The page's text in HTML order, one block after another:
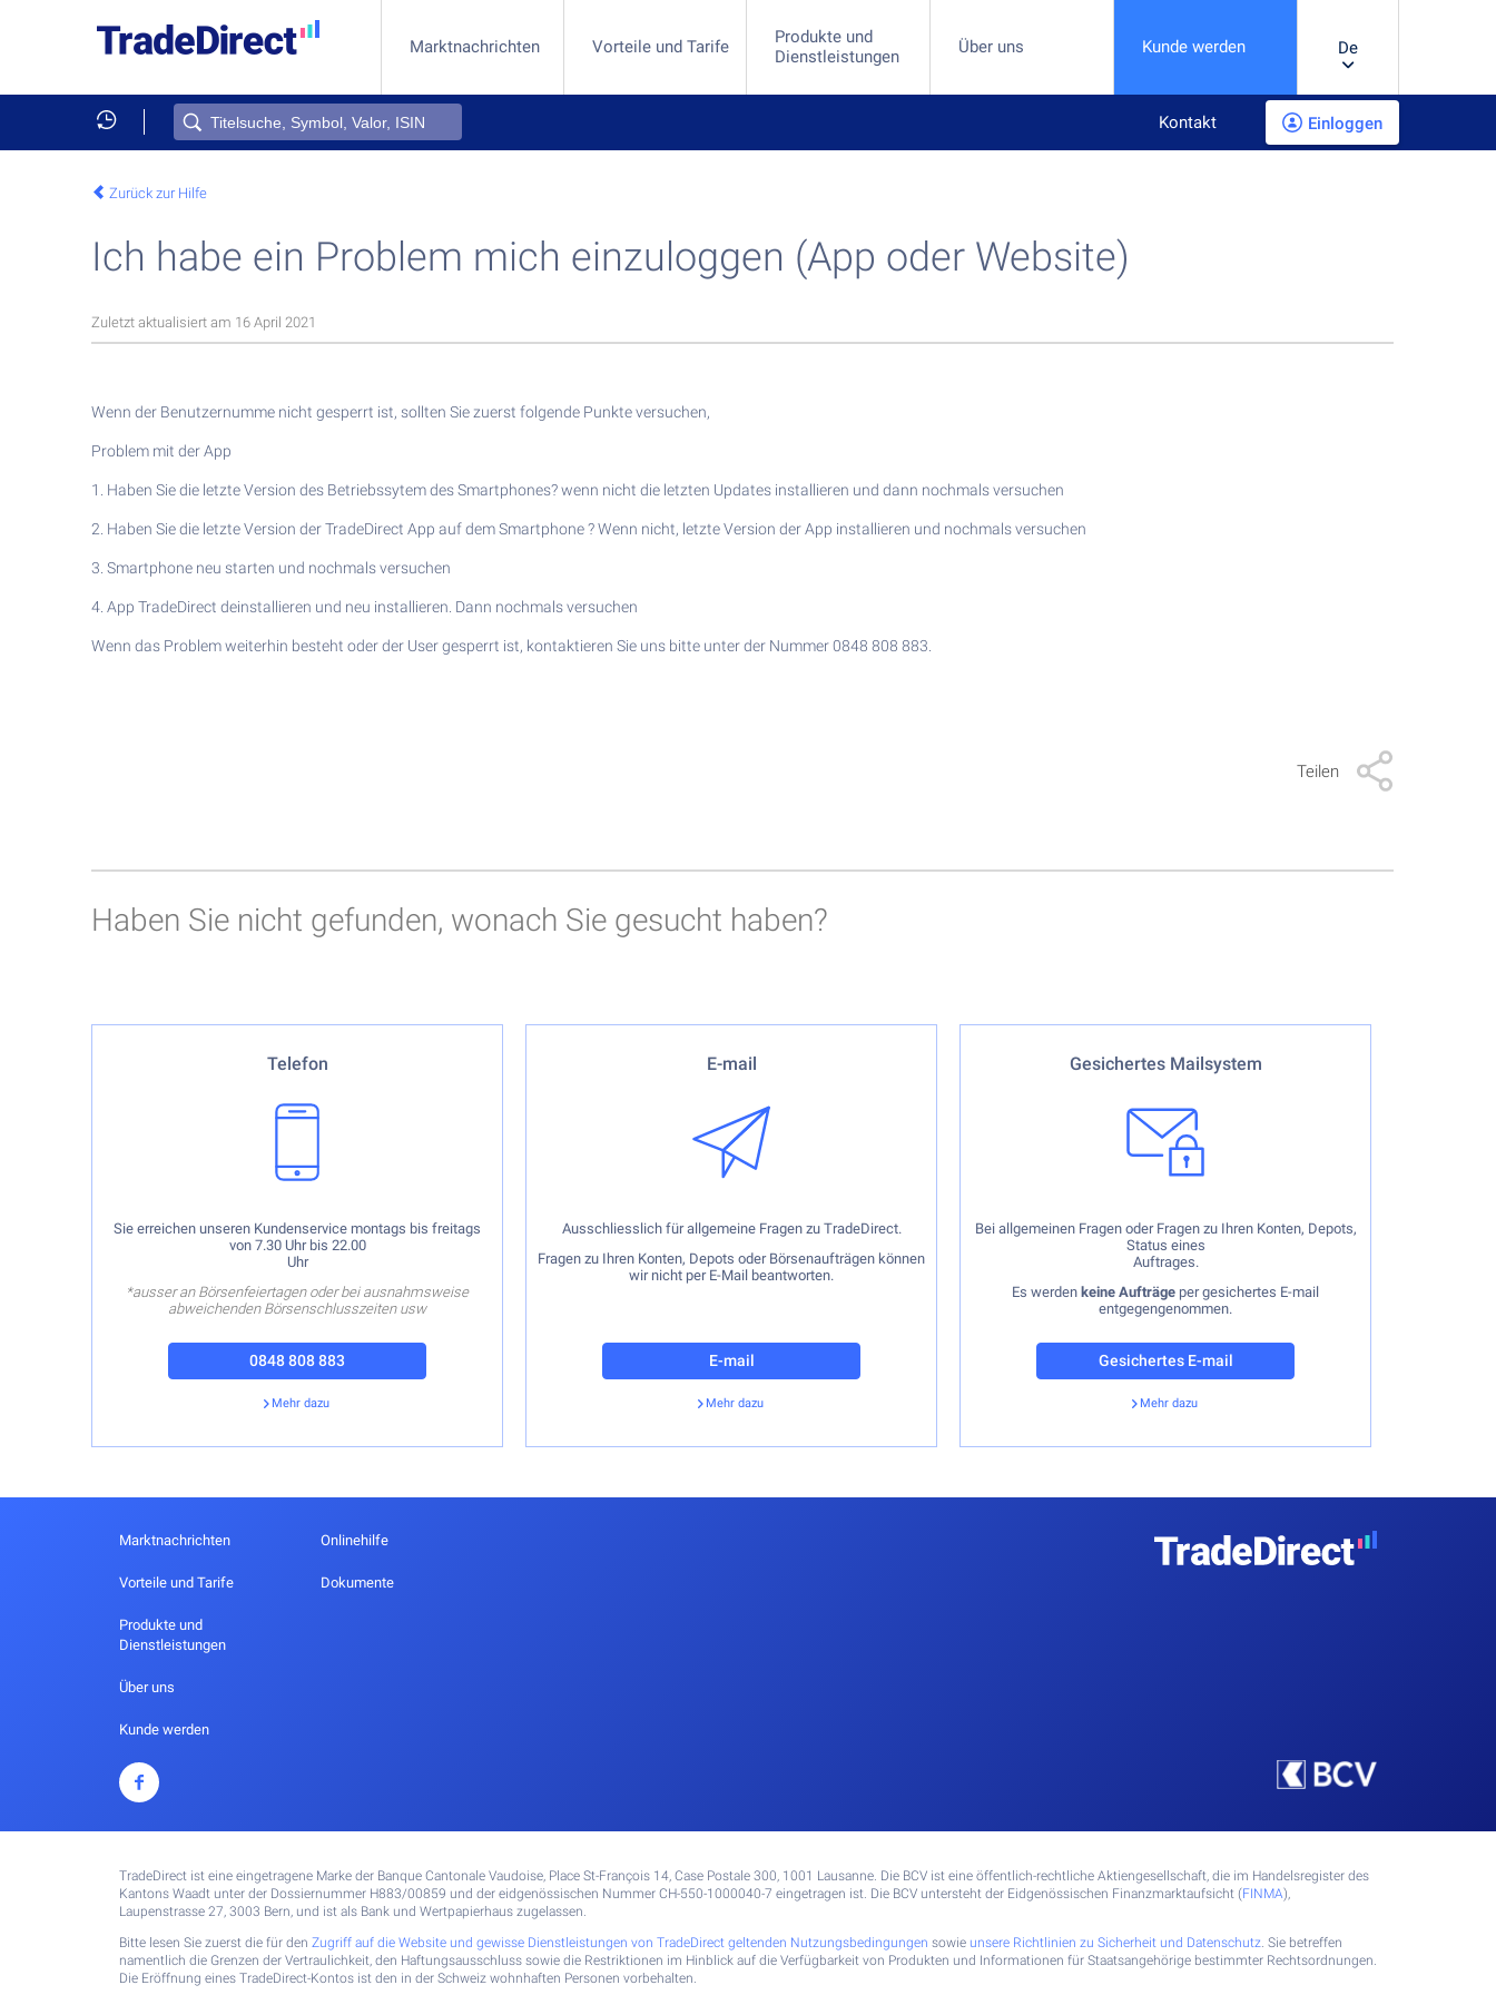
Marktnachrichten Vorteile und Tarife
Produkte und
Dienstleistungen
Produkte und Dienstleistungen
Aktien kaufen
ETF kaufen
In Kryptowährungen investieren
In Gold investieren
Online-Trading-Plattform und -App
TradeDirect-App
Über uns Kunde werden De
Kontakt Einloggen
Zurück zur Hilfe
Ich habe ein Problem mich einzuloggen (App oder Website)
Zuletzt aktualisiert am 16 April 2021
Wenn der Benutzernumme nicht gesperrt ist, sollten Sie zuerst folgende Punkte versuchen,
Problem mit der App
1. Haben Sie die letzte Version des Betriebssytem des Smartphones? wenn nicht die letzten Updates installieren und dann nochmals versuchen
2. Haben Sie die letzte Version der TradeDirect App auf dem Smartphone ? Wenn nicht, letzte Version der App installieren und nochmals versuchen
3. Smartphone neu starten und nochmals versuchen
4. App TradeDirect deinstallieren und neu installieren. Dann nochmals versuchen
Wenn das Problem weiterhin besteht oder der User gesperrt ist, kontaktieren Sie uns bitte unter der Nummer 0848 808 883.
Teilen
Haben Sie nicht gefunden, wonach Sie gesucht haben?
Telefon
Sie erreichen unseren Kundenservice montags bis freitags
von 7.30 Uhr bis 22.00
Uhr
*ausser an Börsenfeiertagen oder bei ausnahmsweise
abweichenden Börsenschlusszeiten usw
0848 808 883
Mehr dazu
Sie erreichen unseren Kundenservice montags bis
freitags von 7.30 Uhr bis 22.00
*ausser an Börsenfeiertagen oder bei ausnahmsweise
Zurück
E-mail
Ausschliesslich für allgemeine Fragen zu TradeDirect.
Fragen zu Ihren Konten, Depots oder Börsenaufträgen können
wir nicht per E-Mail beantworten.
E-mail
Mehr dazu
Ausschliesslich für allgemeine Fragen zu TradeDirect.
können wir nicht per E-Mail beantworten.
Zurück
Gesichertes Mailsystem
Bei allgemeinen Fragen oder Fragen zu Ihren Konten, Depots,
Status eines
Auftrages.
Es werden keine Aufträge per gesichertes E-mail
entgegengenommen.
Gesichertes E-mail
Mehr dazu
Bei allgemeinen Fragen oder Fragen zu Ihren Konten oder
keine Börsenaufträge
entgegengenommen. Nur
per Brief mit Originalunterschrift.
Zurück
Marktnachrichten
Vorteile und Tarife
Produkte und
Dienstleistungen
Über uns
Kunde werden
Onlinehilfe
Dokumente
TradeDirect ist eine eingetragene Marke der Banque Cantonale Vaudoise, Place St-François 14, Case Postale 300, 1001 Lausanne. Die BCV ist eine öffentlich-rechtliche Aktiengesellschaft, die im Handelsregister des
Kantons Waadt unter der Dossiernummer H883/00859 und der eidgenössischen Nummer CH-550-1000040-7 eingetragen ist. Die BCV untersteht der Eidgenössischen Finanzmarktaufsicht (FINMA),
Laupenstrasse 27, 3003 Bern, und ist als Bank und Wertpapierhaus zugelassen.
Bitte lesen Sie zuerst die für den Zugriff auf die Website und gewisse Dienstleistungen von TradeDirect geltenden Nutzungsbedingungen sowie unsere Richtlinien zu Sicherheit und Datenschutz. Sie betreffen
namentlich die Grenzen der Vertraulichkeit, den Haftungsausschluss sowie die Restriktionen im Hinblick auf die Verfügbarkeit von Produkten und Informationen für Staatsangehörige bestimmter Rechtsordnungen.
Die Eröffnung eines TradeDirect-Kontos ist den in der Schweiz wohnhaften Personen vorbehalten.